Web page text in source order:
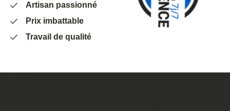
Artisan passionné
Prix imbattable
Travail de qualité